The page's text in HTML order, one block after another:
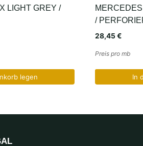
LIGHT GREY /
legen
/
28,45€
Preis pro mb
In